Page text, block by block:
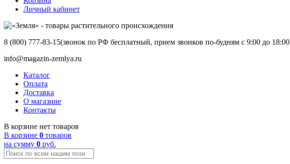
Личный кабинет
8 (800) 777-83-15(звонок по РФ бесплатный, прием звонков по-будням с 9:00 до 18:00
info@magazin-zemlya.ru
Каталог
Оплата
Доставка
О магазине
Контакты
В корзине нет товаров
В корзине 0 товаров
на сумму 0 руб.